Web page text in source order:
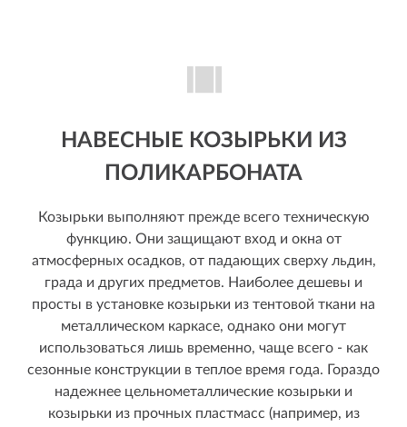
НАВЕСНЫЕ КОЗЫРЬКИ ИЗ
ПОЛИКАРБОНАТА
Козырьки выполняют прежде всего техническую
функцию. Они защищают вход и окна от
атмосферных осадков, от падающих сверху льдин,
града и других предметов. Наиболее дешевы и
просты в установке козырьки из тентовой ткани на
металлическом каркасе, однако они могут
использоваться лишь временно, чаще всего - как
сезонные конструкции в теплое время года. Гораздо
надежнее цельнометаллические козырьки и
козырьки из прочных пластмасс (например, из